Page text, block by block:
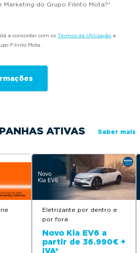
Marketing do Grupo Filinto Mota?*
a concordar com os Termos de Utilização e
Filinto Mota.
ATIVAS
Saber mais
Eletrizante por dentro e
por fora
Novo Kia EV6 a
partir de 36.990€ +
IVA*